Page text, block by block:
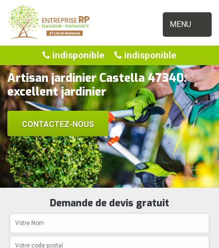
MENU
indisponible indisponible
Artisan jardinier Castella 47340:
excellent jardinier
CONTACTEZ-NOUS
Demande de devis gratuit